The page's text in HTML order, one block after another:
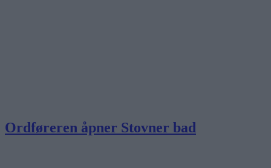
Ordføreren åpner Stovner bad